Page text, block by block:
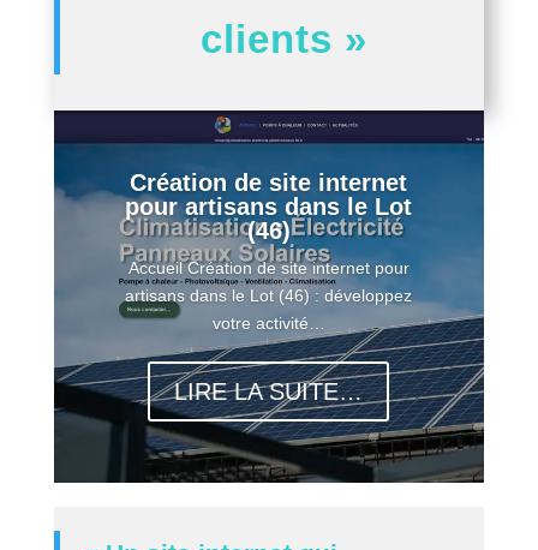
clients »
Création de site internet
pour artisans dans le Lot
(46)
Accueil Création de site internet pour
artisans dans le Lot (46) : développez
votre activité…
LIRE LA SUITE…